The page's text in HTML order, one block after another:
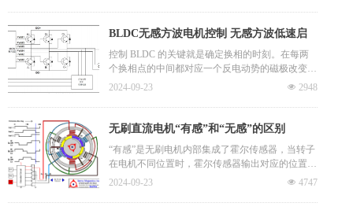
本，并且需要更少的驱动器模块和电机之间的互
连;它们可能有些复杂，但高性能集成电路有助于
对于低速应用，使用霍尔效应传感器可能是更好的
选择。
BLDC无感方波电机控制 无感方波低速启
动方案
控制 BLDC 的关键就是确定换相的时刻。在每两
个换相点的中间都对应一个反电动势的磁极改变的
点，即反电点势从正变化为负或者从负变化为正的
能够准确检测出反电动势的过零点，将其 延迟
30°，即为需要换相的时刻。
넶 2948
2024-09-23
无刷直流电机“有感”和“无感”的区别
“有感”是无刷电机内部集成了霍尔传感器，当转子
在电机不同位置时，霍尔传感器输出对应的位置信
号，控制电路接收到转子当前位置，进而控制打开
力吸引转子永磁体向下一位置转动。 “无感”即是无
넶 4747
2024-09-23